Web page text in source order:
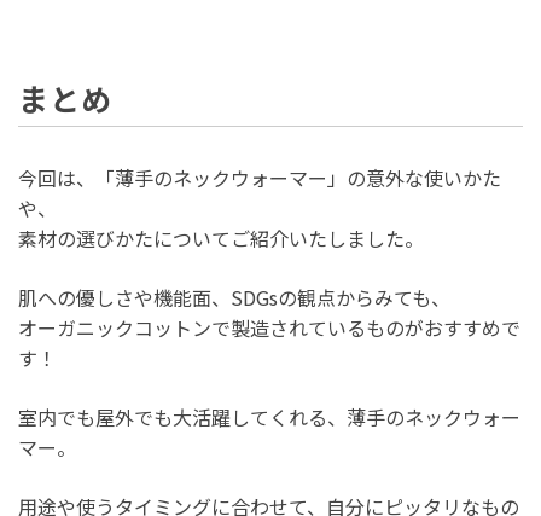
まとめ
今回は、「薄手のネックウォーマー」の意外な使いかた
や、
素材の選びかたについてご紹介いたしました。
肌への優しさや機能面、SDGsの観点からみても、
オーガニックコットンで製造されているものがおすすめで
す！
室内でも屋外でも大活躍してくれる、薄手のネックウォー
マー。
用途や使うタイミングに合わせて、自分にピッタリなもの